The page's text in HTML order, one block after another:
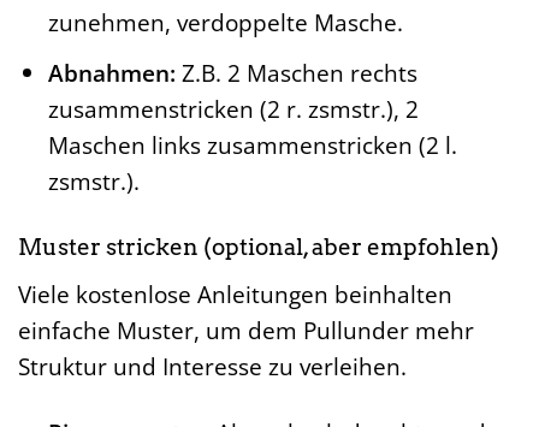
zunehmen, verdoppelte Masche.
Abnahmen: Z.B. 2 Maschen rechts
zusammenstricken (2 r. zsmstr.), 2
Maschen links zusammenstricken (2 l.
zsmstr.).
Muster stricken (optional, aber empfohlen)
Viele kostenlose Anleitungen beinhalten
einfache Muster, um dem Pullunder mehr
Struktur und Interesse zu verleihen.